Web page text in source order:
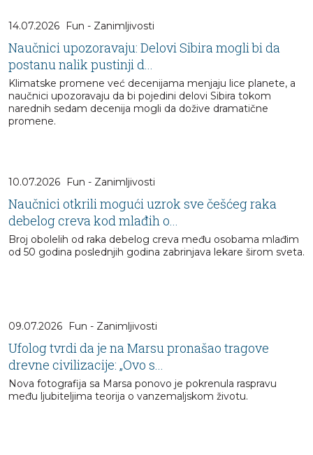
14.07.2026 Fun - Zanimljivosti
Naučnici upozoravaju: Delovi Sibira mogli bi da
postanu nalik pustinji d...
Klimatske promene već decenijama menjaju lice planete, a
naučnici upozoravaju da bi pojedini delovi Sibira tokom
narednih sedam decenija mogli da dožive dramatične
promene.
10.07.2026 Fun - Zanimljivosti
Naučnici otkrili mogući uzrok sve češćeg raka
debelog creva kod mlađih o...
Broj obolelih od raka debelog creva među osobama mlađim
od 50 godina poslednjih godina zabrinjava lekare širom sveta.
09.07.2026 Fun - Zanimljivosti
Ufolog tvrdi da je na Marsu pronašao tragove
drevne civilizacije: „Ovo s...
Nova fotografija sa Marsa ponovo je pokrenula raspravu
među ljubiteljima teorija o vanzemaljskom životu.